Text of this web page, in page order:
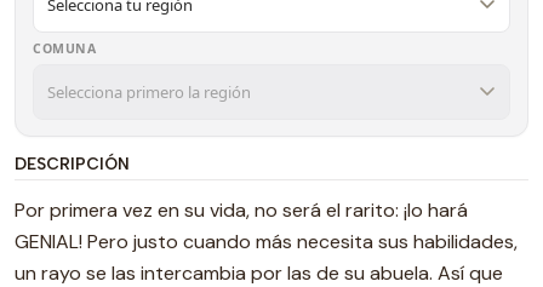
COMUNA
DESCRIPCIÓN
Por primera vez en su vida, no será el rarito: ¡lo hará
GENIAL! Pero justo cuando más necesita sus habilidades,
un rayo se las intercambia por las de su abuela. Así que